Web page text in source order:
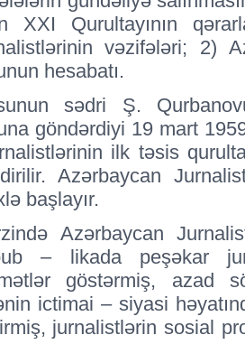
Qurultayının
vəzifələri; 2)
hesabatı.
sədri Ş.
göndərdiyi 19 mart
ilk təsis
Azərbaycan
başlayır.
Azərbaycan
– likada peşəkar
göstərmiş, azad
ictimai – siyasi
jurnalistlərin sosial